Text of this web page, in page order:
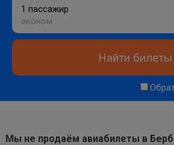
1 пассажир
эконом
Найти билеты
Мы не продаём авиабилеты в